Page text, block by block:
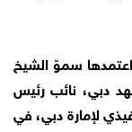
سموّ الشيخ
دبي، نائب رئيس
لإمارة دبي، في